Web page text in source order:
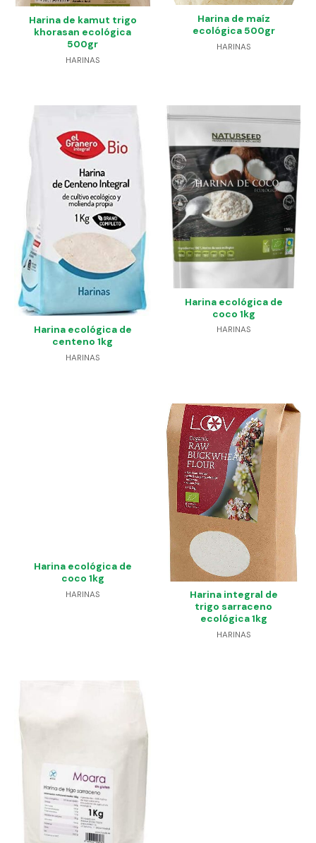
Harina de kamut trigo
khorasan ecológica
500gr
HARINAS
Harina de maíz
ecológica 500gr
HARINAS
Harina ecológica de
centeno 1kg
HARINAS
Harina ecológica de
coco 1kg
HARINAS
Harina ecológica de
coco 1kg
HARINAS
Harina integral de
trigo sarraceno
ecológica 1kg
HARINAS